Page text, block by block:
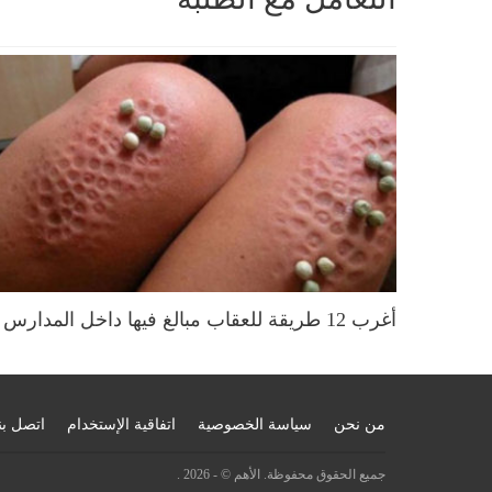
أغرب 12 طريقة للعقاب مبالغ فيها داخل المدارس
من نحن سياسة الخصوصية اتفاقية الإستخدام اتصل
جميع الحقوق محفوظة. الأهم © - 2026 .